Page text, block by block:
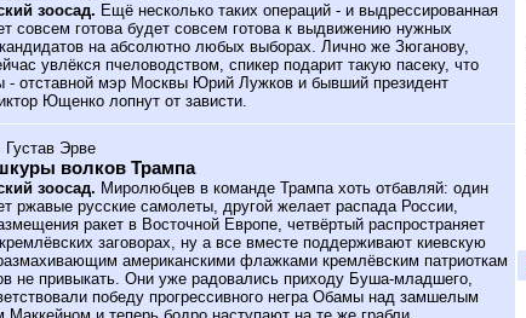
зоосад. Ещё несколько таких операций - и выдрессированная
совсем готова будет совсем готова к выдвижению нужных
на абсолютно любых выборах. Лично же Зюганову,
увлёкся пчеловодством, спикер подарит такую пасеку, что
- отставной мэр Москвы Юрий Лужков и бывший президент
Ющенко лопнут от зависти.
Густав Эрве
волков Трампа
зоосад. Миролюбцев в команде Трампа хоть отбавляй: один
ржавые русские самолеты, другой желает распада России,
ракет в Восточной Европе, четвёртый распространяет
заговорах, ну а все вместе поддерживают киевскую
американскими флажками кремлёвским патриоткам
не привыкать. Они уже радовались приходу Буша-младшего,
победу прогрессивного негра Обамы над замшелым